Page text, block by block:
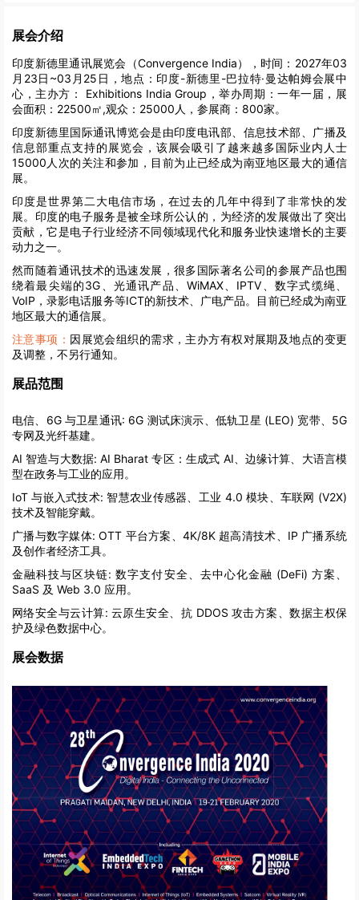
展会介绍
印度新德里通讯展览会（Convergence India），时间：2027年03
月23日~03月25日，地点：印度-新德里-巴拉特·曼达帕姆会展中
心，主办方： Exhibitions India Group，举办周期：一年一届，展
会面积：22500㎡,观众：25000人，参展商：800家。
印度新德里国际通讯博览会是由印度电讯部、信息技术部、广播及
信息部重点支持的展览会，该展会吸引了越来越多国际业内人士
15000人次的关注和参加，目前为止已经成为南亚地区最大的通信
展。
印度是世界第二大电信市场，在过去的几年中得到了非常快的发
展。印度的电子服务是被全球所公认的，为经济的发展做出了突出
贡献，它是电子行业经济不同领域现代化和服务业快速增长的主要
动力之一。
然而随着通讯技术的迅速发展，很多国际著名公司的参展产品也围
绕着最尖端的3G、光通讯产品、WiMAX、IPTV、数字式缆绳、
VoIP，录影电话服务等ICT的新技术、广电产品。目前已经成为南亚
地区最大的通信展。
注意事项： 因展览会组织的需求，主办方有权对展期及地点的变更
及调整，不另行通知。
展品范围
电信、6G 与卫星通讯: 6G 测试床演示、低轨卫星 (LEO) 宽带、5G
专网及光纤基建。
AI 智造与大数据: AI Bharat 专区：生成式 AI、边缘计算、大语言模
型在政务与工业的应用。
IoT 与嵌入式技术: 智慧农业传感器、工业 4.0 模块、车联网 (V2X)
技术及智能穿戴。
广播与数字媒体: OTT 平台方案、4K/8K 超高清技术、IP 广播系统
及创作者经济工具。
金融科技与区块链: 数字支付安全、去中心化金融 (DeFi) 方案、
SaaS 及 Web 3.0 应用。
网络安全与云计算: 云原生安全、抗 DDOS 攻击方案、数据主权保
护及绿色数据中心。
展会数据